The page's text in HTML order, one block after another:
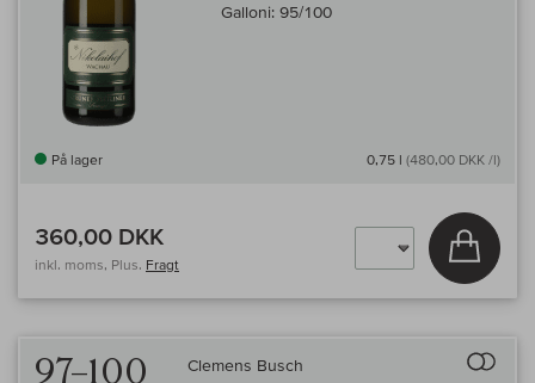
Galloni: 95/100
På lager 0,75 l (480,00 DKK /l)
360,00 DKK
inkl. moms, Plus. Fragt
Læg i
97–100 Clemens Busch